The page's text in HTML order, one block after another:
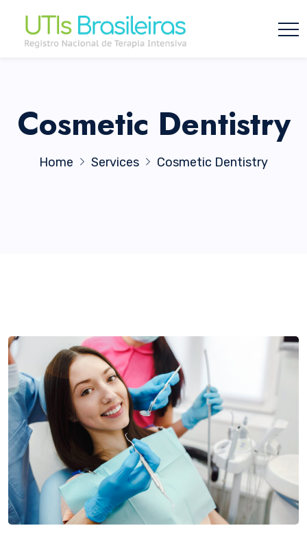
Cosmetic Dentistry
Home Services Cosmetic Dentistry